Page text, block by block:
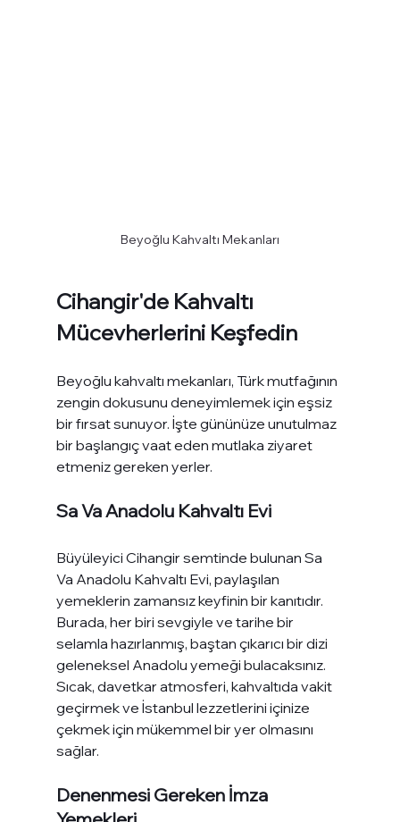
Beyoğlu Kahvaltı Mekanları
Cihangir'de Kahvaltı
Mücevherlerini Keşfedin
Beyoğlu kahvaltı mekanları, Türk mutfağının
zengin dokusunu deneyimlemek için eşsiz
bir fırsat sunuyor. İşte gününüze unutulmaz
bir başlangıç vaat eden mutlaka ziyaret
etmeniz gereken yerler.
Sa Va Anadolu Kahvaltı Evi
Büyüleyici Cihangir semtinde bulunan Sa
Va Anadolu Kahvaltı Evi, paylaşılan
yemeklerin zamansız keyfinin bir kanıtıdır.
Burada, her biri sevgiyle ve tarihe bir
selamla hazırlanmış, baştan çıkarıcı bir dizi
geleneksel Anadolu yemeği bulacaksınız.
Sıcak, davetkar atmosferi, kahvaltıda vakit
geçirmek ve İstanbul lezzetlerini içinize
çekmek için mükemmel bir yer olmasını
sağlar.
Denenmesi Gereken İmza